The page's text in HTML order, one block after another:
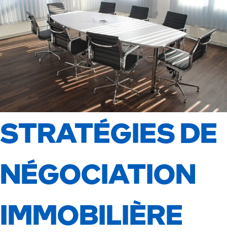
STRATÉGIES DE
NÉGOCIATION
IMMOBILIÈRE